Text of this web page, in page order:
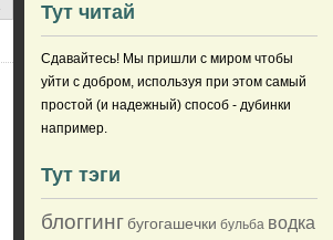
Тут читай
Сдавайтесь! Мы пришли с миром чтобы
уйти с добром, используя при этом самый
простой (и надежный) способ - дубинки
например.
Тут тэги
блоггингбугогашечки бульба водка